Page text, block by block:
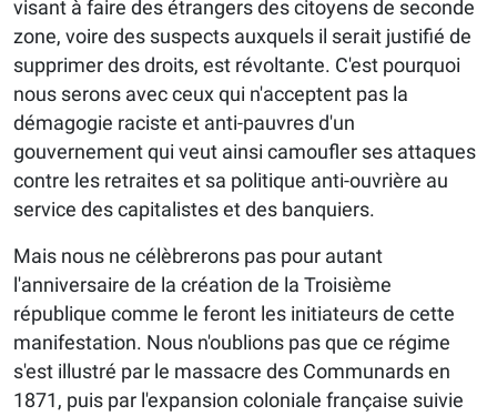
visant à faire des étrangers des citoyens de seconde
zone, voire des suspects auxquels il serait justifié de
supprimer des droits, est révoltante. C'est pourquoi
nous serons avec ceux qui n'acceptent pas la
démagogie raciste et anti-pauvres d'un
gouvernement qui veut ainsi camoufler ses attaques
contre les retraites et sa politique anti-ouvrière au
service des capitalistes et des banquiers.
Mais nous ne célèbrerons pas pour autant
l'anniversaire de la création de la Troisième
république comme le feront les initiateurs de cette
manifestation. Nous n'oublions pas que ce régime
s'est illustré par le massacre des Communards en
1871, puis par l'expansion coloniale française suivie